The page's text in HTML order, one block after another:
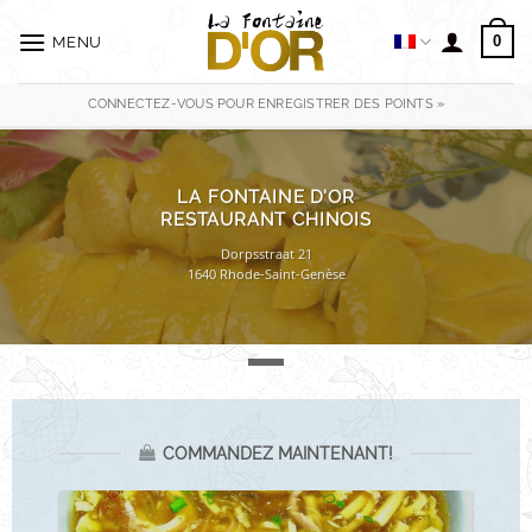
au
MENU 0
CONNECTEZ-VOUS POUR ENREGISTRER DES POINTS »
LA FONTAINE D’OR
RESTAURANT CHINOIS
Dorpsstraat 21
1640 Rhode-Saint-Genèse
COMMANDEZ MAINTENANT!